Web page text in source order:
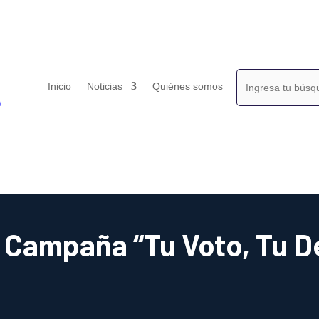
Inicio Noticias Quiénes somos
Buscar:
“Tu Voto, Tu